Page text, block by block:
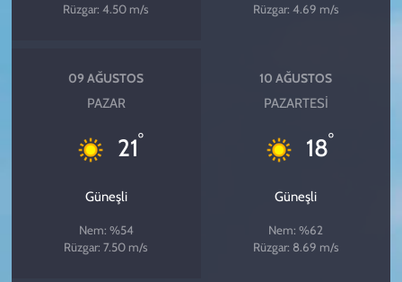
Rüzgar: 4.50 m/s
Rüzgar: 4.69 m/s
09 AĞUSTOS
PAZAR
21°
Güneşli
Nem: %54
Rüzgar: 7.50 m/s
10 AĞUSTOS
PAZARTESI
18°
Güneşli
Nem: %62
Rüzgar: 8.69 m/s